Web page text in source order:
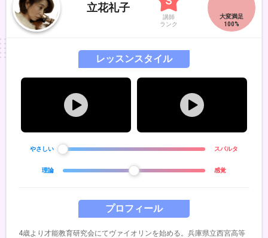
立花礼子
講師
ランク
プロフィール
4歳より才能教育研究会にてヴァイオリンを始める。兵庫県立西宮高等
レッスンスタイル
やさしい スパルタ
理論 感覚